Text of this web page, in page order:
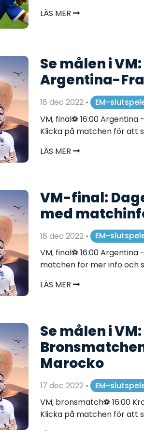
LÄS MER
Se målen i
Argentina-
18 dec 2022 •
EM-
VM, final⚽️ 16:00
Klicka på matchen för att
LÄS MER
VM-final:
med
18 dec 2022 •
EM-
VM, final⚽️ 16:00
matchen för mer info och
LÄS MER
Se målen i VM:
Marocko
17 dec 2022 •
EM-
VM, bronsmatch⚽️ 16:00
Klicka på matchen för att